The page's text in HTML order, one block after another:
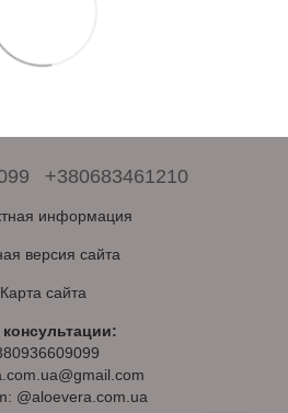
+380683461210
информация
версия сайта
Карта сайта
@aloevera.com.ua